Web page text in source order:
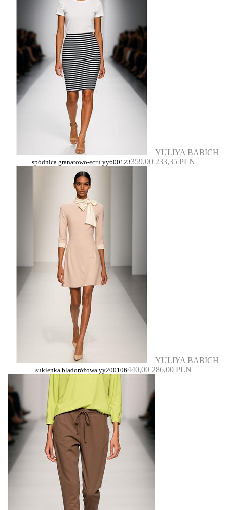
YULIYA BABICH
spódnica granatowo-ecru yy600123359,00 233,35 PLN
YULIYA BABICH
sukienka bladoróżowa yy200106440,00 286,00 PLN